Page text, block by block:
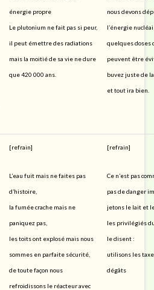
énergie propre
Le plutonium ne fait pas si peur,
il peut émettre des radiations
mais la moitié de sa vie ne dure
que 420 000 ans.
nous devons
l’énergie
quelques doses
peuvent être
buvez juste de
et tout ira bien.
[refrain]
L’eau fuit mais ne faites pas
d’histoire,
la fumée crache mais ne
paniquez pas,
les toits ont explosé mais nous
sommes en parfaite sécurité,
de toute façon nous
refroidissons le réacteur avec
[refrain]
Ce n’est pas
pas de danger
jetons le lait et
les privilégiés
le disent :
utilisons les
dégâts